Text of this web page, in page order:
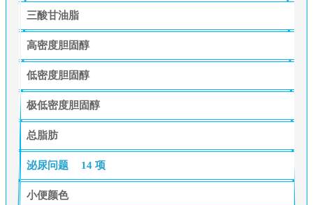
三酸甘油脂
高密度胆固醇
低密度胆固醇
极低密度胆固醇
总脂肪
泌尿问题 14 项
小便颜色